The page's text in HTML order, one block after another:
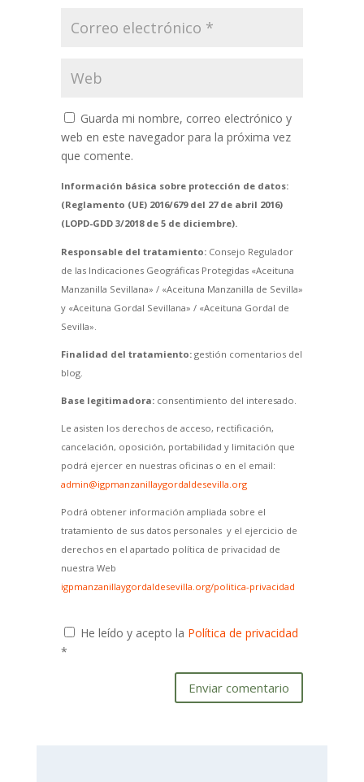
Guarda mi nombre, correo electrónico y
web en este navegador para la próxima vez
que comente.
Información básica sobre protección de datos:
(Reglamento (UE) 2016/679 del 27 de abril 2016)
(LOPD-GDD 3/2018 de 5 de diciembre).
Responsable del tratamiento:Consejo Regulador
de las Indicaciones Geográficas Protegidas «Aceituna
Manzanilla Sevillana» / «Aceituna Manzanilla de Sevilla»
y «Aceituna Gordal Sevillana» / «Aceituna Gordal de
Sevilla».
Finalidad del tratamiento:gestión comentarios del
blog.
Base legitimadora:consentimiento del interesado.
Le asisten los derechos de acceso, rectificación,
cancelación, oposición, portabilidad y limitación que
podrá ejercer en nuestras oficinas o en el email:
admin@igpmanzanillaygordaldesevilla.org
Podrá obtener información ampliada sobre el
tratamiento de sus datos personales y el ejercicio de
derechos en el apartado política de privacidad de
nuestra Web
igpmanzanillaygordaldesevilla.org/politica-privacidad
He leído y acepto la Política de privacidad
*
Enviar comentario